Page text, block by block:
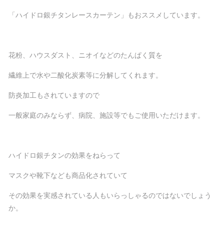
「ハイドロ銀チタンレースカーテン」もおススメしています。
花粉、ハウスダスト、ニオイなどのたんぱく質を
繊維上で水や二酸化炭素等に分解してくれます。
防炎加工もされていますので
一般家庭のみならず、病院、施設等でもご使用いただけます。
ハイドロ銀チタンの効果をねらって
マスクや靴下なども商品化されていて
その効果を実感されている人もいらっしゃるのではないでしょう
か。